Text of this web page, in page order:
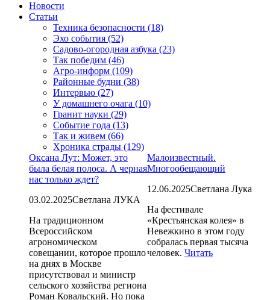
Новости
Статьи
Техника безопасности (18)
Эхо события (52)
Садово-огородная азбука (23)
Так победим (46)
Агро-информ (109)
Районные будни (38)
Интервью (27)
У домашнего очага (10)
Гранит науки (29)
Событие года (13)
Так и живем (66)
Хроника страды (129)
Малоизвестный.
Многообещающий
12.06.2025Светлана Лука
На фестивале
«Крестьянская колея» в
Невежкино в этом году
собралась первая тысяча
человек. Читать
Оксана Лут: Может, это
была белая полоса. А черная
нас только ждет?
03.02.2025Светлана ЛУКА
На традиционном
Всероссийском
агрономическом
совещании, которое прошло
на днях в Москве
присутствовал и министр
сельского хозяйства региона
Роман Ковальский. Но пока